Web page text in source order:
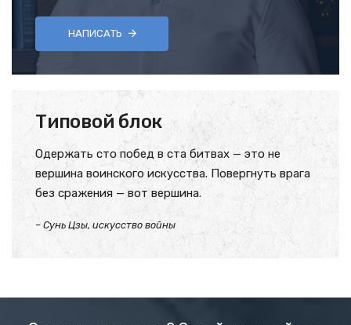
НАПИСАТЬ
Типовой блок
Одержать сто побед в ста битвах — это не
вершина воинского искусства. Повергнуть врага
без сражения — вот вершина.
– Сунь Цзы, искусство войны